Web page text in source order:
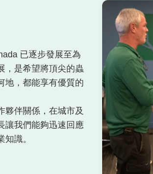
已逐步發展至為
，是希望將頂尖的蟲
地，都能享有優質的
夥伴關係，在城市及
讓我們能夠迅速回應
識。